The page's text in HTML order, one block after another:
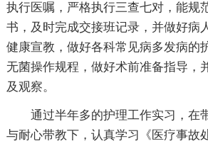
执行医嘱，严格执行三查七对，能规
书，及时完成交接班记录，并做好病
健康宣教，做好各科常见病多发病的
无菌操作规程，做好术前准备指导，
及观察。
通过半年多的护理工作实习，在
与耐心带教下，认真学习《医疗事故